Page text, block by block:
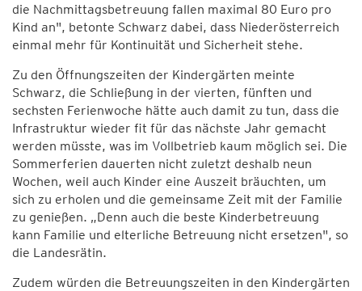
die Nachmittagsbetreuung fallen maximal 80 Euro pro
Kind an", betonte Schwarz dabei, dass Niederösterreich
einmal mehr für Kontinuität und Sicherheit stehe.
Zu den Öffnungszeiten der Kindergärten meinte
Schwarz, die Schließung in der vierten, fünften und
sechsten Ferienwoche hätte auch damit zu tun, dass die
Infrastruktur wieder fit für das nächste Jahr gemacht
werden müsste, was im Vollbetrieb kaum möglich sei. Die
Sommerferien dauerten nicht zuletzt deshalb neun
Wochen, weil auch Kinder eine Auszeit bräuchten, um
sich zu erholen und die gemeinsame Zeit mit der Familie
zu genießen. „Denn auch die beste Kinderbetreuung
kann Familie und elterliche Betreuung nicht ersetzen", so
die Landesrätin.
Zudem würden die Betreuungszeiten in den Kindergärten